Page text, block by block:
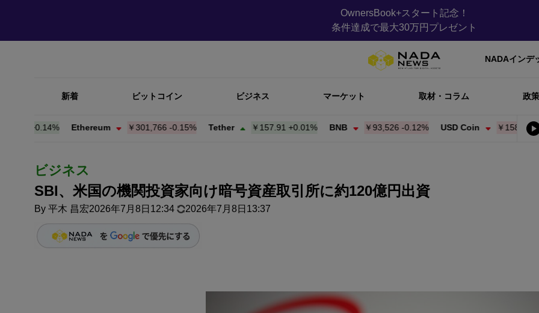
OwnersBook+スタート記念！
条件達成で最大30万円プレゼント
NADAインデ
新着 ビットコイン ビジネス マーケット 取材・コラム 政
0.14% Ethereum ￥301,766-0.15% Tether ￥157.91+0.01% BNB ￥93,526-0.12% USD Coin ￥158.00-0.01%
ビジネス
SBI、米国の機関投資家向け暗号資産取引所に約120億円出資
By 平木 昌宏2026年7月8日12:34 2026年7月8日13:37